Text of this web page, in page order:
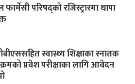
फार्मेसी परिषद्को रजिस्ट्रारमा थापा
स्वास्थ्य शिक्षाका स्नातक
प्रवेश परीक्षाका लागि आवेदन